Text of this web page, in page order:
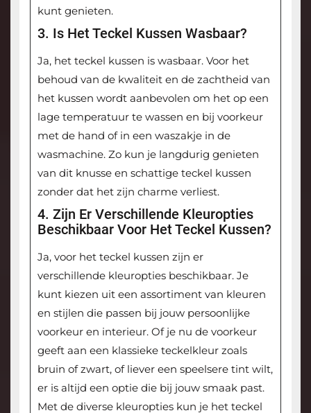
kunt genieten.
3. Is Het Teckel Kussen Wasbaar?
Ja, het teckel kussen is wasbaar. Voor het
behoud van de kwaliteit en de zachtheid van
het kussen wordt aanbevolen om het op een
lage temperatuur te wassen en bij voorkeur
met de hand of in een waszakje in de
wasmachine. Zo kun je langdurig genieten
van dit knusse en schattige teckel kussen
zonder dat het zijn charme verliest.
4. Zijn Er Verschillende Kleuropties
Beschikbaar Voor Het Teckel Kussen?
Ja, voor het teckel kussen zijn er
verschillende kleuropties beschikbaar. Je
kunt kiezen uit een assortiment van kleuren
en stijlen die passen bij jouw persoonlijke
voorkeur en interieur. Of je nu de voorkeur
geeft aan een klassieke teckelkleur zoals
bruin of zwart, of liever een speelsere tint wilt,
er is altijd een optie die bij jouw smaak past.
Met de diverse kleuropties kun je het teckel